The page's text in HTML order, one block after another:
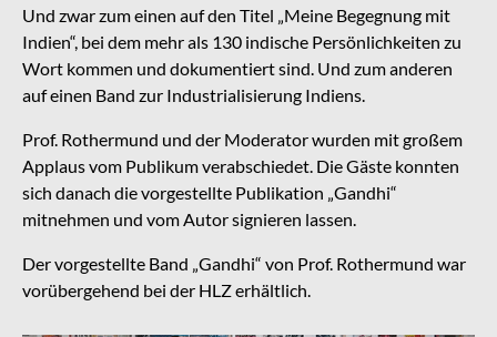
Und zwar zum einen auf den Titel „Meine Begegnung mit
Indien“, bei dem mehr als 130 indische Persönlichkeiten zu
Wort kommen und dokumentiert sind. Und zum anderen
auf einen Band zur Industrialisierung Indiens.
Prof. Rothermund und der Moderator wurden mit großem
Applaus vom Publikum verabschiedet. Die Gäste konnten
sich danach die vorgestellte Publikation „Gandhi“
mitnehmen und vom Autor signieren lassen.
Der vorgestellte Band „Gandhi“ von Prof. Rothermund war
vorübergehend bei der HLZ erhältlich.